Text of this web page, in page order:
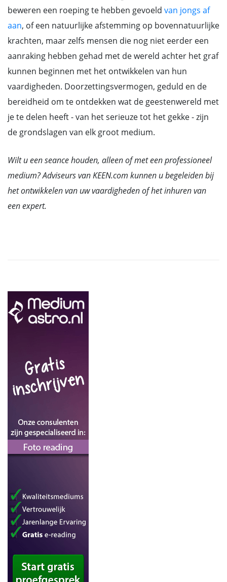
beweren een roeping te hebben gevoeld van jongs af
aan, of een natuurlijke afstemming op bovennatuurlijke
krachten, maar zelfs mensen die nog niet eerder een
aanraking hebben gehad met de wereld achter het graf
kunnen beginnen met het ontwikkelen van hun
vaardigheden. Doorzettingsvermogen, geduld en de
bereidheid om te ontdekken wat de geestenwereld met
je te delen heeft - van het serieuze tot het gekke - zijn
de grondslagen van elk groot medium.
Wilt u een seance houden, alleen of met een professioneel
medium? Adviseurs van KEEN.com kunnen u begeleiden bij
het ontwikkelen van uw vaardigheden of het inhuren van
een expert.